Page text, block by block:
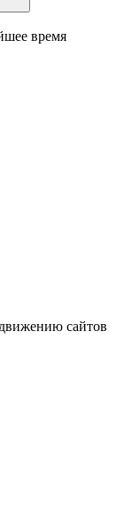
время
сайтов